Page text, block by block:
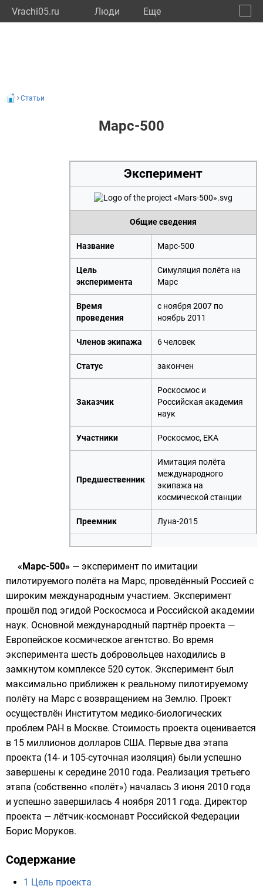
Vrachi05.ru Люди Eще
Статьи
Марс-500
Эксперимент
Общие сведения
Название Марс-500
Цель
эксперимента
Симуляция полёта на
Марс
Время
проведения
с ноября 2007 по
ноябрь 2011
Членов экипажа 6 человек
Статус закончен
Заказчик
Роскосмос и
Российская академия
наук
Участники Роскосмос, ЕКА
Предшественник
Имитация полёта
международного
экипажа на
космической станции
Преемник Луна-2015
«Марс-500» — эксперимент по имитации
пилотируемого полёта на Марс, проведённый Россией с
широким международным участием. Эксперимент
прошёл под эгидой Роскосмоса и Российской академии
наук. Основной международный партнёр проекта —
Европейское космическое агентство. Во время
эксперимента шесть добровольцев находились в
замкнутом комплексе 520 суток. Эксперимент был
максимально приближен к реальному пилотируемому
полёту на Марс с возвращением на Землю. Проект
осуществлён Институтом медико-биологических
проблем РАН в Москве. Стоимость проекта оценивается
в 15 миллионов долларов США. Первые два этапа
проекта (14- и 105-суточная изоляция) были успешно
завершены к середине 2010 года. Реализация третьего
этапа (собственно «полёт») началась 3 июня 2010 года
и успешно завершилась 4 ноября 2011 года. Директор
проекта — лётчик-космонавт Российской Федерации
Борис Моруков.
Содержание
1 Цель проекта